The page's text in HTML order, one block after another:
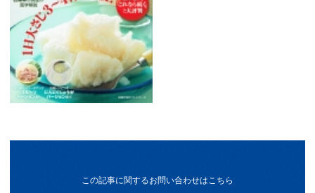
この記事に関するお問い合わせはこちら